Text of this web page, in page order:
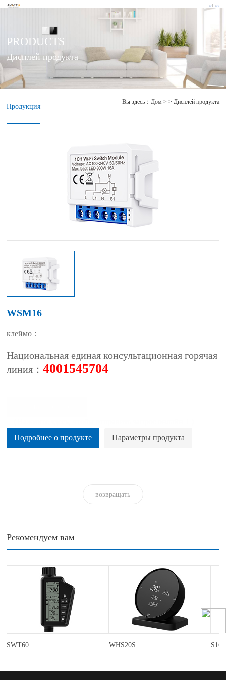
PRODUCTS
Дисплей продукта
Продукция
Вы здесь： Дом > > Дисплей продукта
WSM16
клеймо：
Национальная единая консультационная горячая
линия：4001545704
Подробнее о продукте
Параметры продукта
возвращать
Рекомендуем вам
SWT60 WHS20S